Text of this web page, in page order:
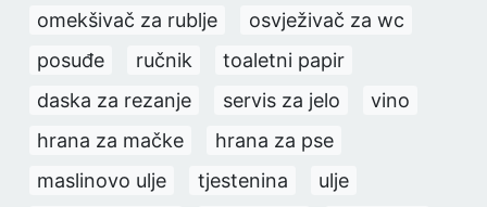
omekšivač za rublje
osvježivač za wc
posuđe
ručnik
toaletni papir
daska za rezanje
servis za jelo
vino
hrana za mačke
hrana za pse
maslinovo ulje
tjestenina
ulje